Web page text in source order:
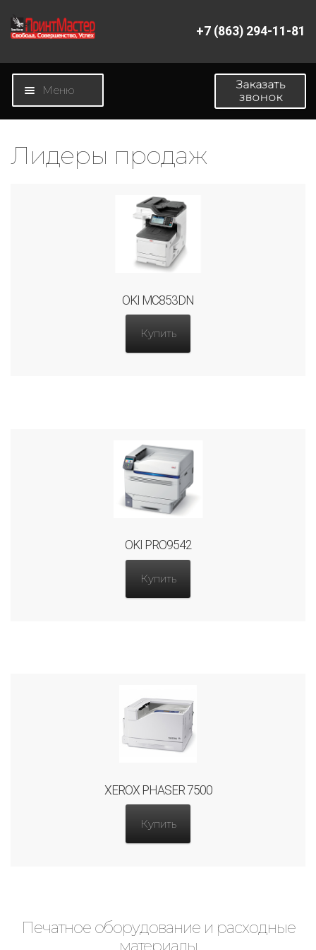
+7 (863) 294-11-81
Перейти
навигации
Перейти
содержимому
Меню
Магазин
Заказать
звонок
Лидеры продаж
OKI MC853DN
Купить
OKI PRO9542
Купить
XEROX PHASER 7500
Купить
Печатное оборудование и расходные